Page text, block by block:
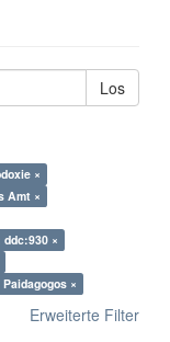
Los
×
Amt ×
×
×
Erweiterte Filter